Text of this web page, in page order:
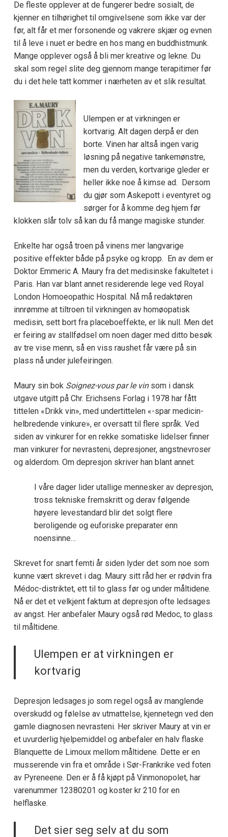
De fleste opplever at de fungerer bedre sosialt, de
kjenner en tilhørighet til omgivelsene som ikke var der
før, alt får et mer forsonende og vakrere skjær og evnen
til å leve i nuet er bedre en hos mang en buddhistmunk.
Mange opplever også å bli mer kreative og lekne. Du
skal som regel slite deg gjennom mange terapitimer før
du i det hele tatt kommer i nærheten av et slik resultat.
Ulempen er at virkningen er
kortvarig. Alt dagen derpå er den
borte. Vinen har altså ingen varig
løsning på negative tankemønstre,
men du verden, kortvarige gleder er
heller ikke noe å kimse ad. Dersom
du gjør som Askepott i eventyret og
sørger for å komme deg hjem før
klokken slår tolv så kan du få mange magiske stunder.
Enkelte har også troen på vinens mer langvarige
positive effekter både på psyke og kropp. En av dem er
Doktor Emmeric A. Maury fra det medisinske fakultetet i
Paris. Han var blant annet residerende lege ved Royal
London Homoeopathic Hospital. Nå må redaktøren
innrømme at tiltroen til virkningen av homøopatisk
medisin, sett bort fra placeboeffekte, er lik null. Men det
er feiring av stallfødsel om noen dager med ditto besøk
av tre vise menn, så en viss raushet får være på sin
plass nå under julefeiringen.
Maury sin bok Soignez-vous par le vin som i dansk
utgave utgitt på Chr. Erichsens Forlag i 1978 har fått
tittelen «Drikk vin», med undertittelen «-spar medicin-
helbredende vinkure», er oversatt til flere språk. Ved
siden av vinkurer for en rekke somatiske lidelser finner
man vinkurer for nevrasteni, depresjoner, angstnevroser
og alderdom. Om depresjon skriver han blant annet:
I våre dager lider utallige mennesker av depresjon,
tross tekniske fremskritt og derav følgende
høyere levestandard blir det solgt flere
beroligende og euforiske preparater enn
noensinne…
Skrevet for snart femti år siden lyder det som noe som
kunne vært skrevet i dag. Maury sitt råd her er rødvin fra
Médoc-distriktet, ett til to glass før og under måltidene.
Nå er det et velkjent faktum at depresjon ofte ledsages
av angst. Her anbefaler Maury også rød Medoc, to glass
til måltidene.
Ulempen er at virkningen er
kortvarig
Depresjon ledsages jo som regel også av manglende
overskudd og følelse av utmattelse, kjennetegn ved den
gamle diagnosen nevrasteni. Her skriver Maury at vin er
et uvurderlig hjelpemiddel og anbefaler en halv flaske
Blanquette de Limoux mellom måltidene. Dette er en
musserende vin fra et område i Sør-Frankrike ved foten
av Pyreneene. Den er å få kjøpt på Vinmonopolet, har
varenummer 12380201 og koster kr 210 for en
helflaske.
Det sier seg selv at du som